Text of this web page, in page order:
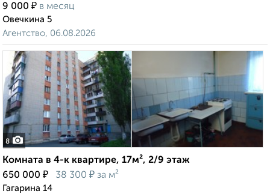
9 000 ₽ в месяц
Овечкина 5
Агентство, 06.08.2026
8
Комната в 4-к квартире, 17м², 2/9 этаж
650 000 ₽ 38 300 ₽ за м²
Гагарина 14